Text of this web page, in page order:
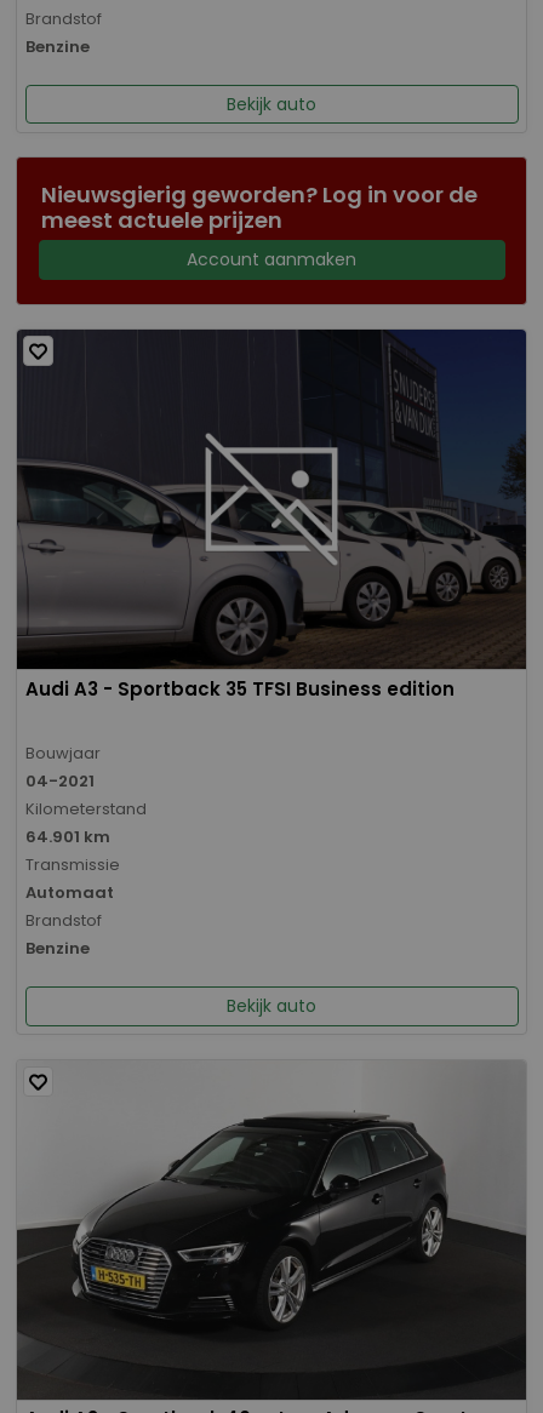
Brandstof
Benzine
Bekijk auto
Nieuwsgierig geworden? Log in voor de
meest actuele prijzen
Account aanmaken
Audi A3 - Sportback 35 TFSI Business edition
Bouwjaar
04-2021
Kilometerstand
64.901 km
Transmissie
Automaat
Brandstof
Benzine
Bekijk auto